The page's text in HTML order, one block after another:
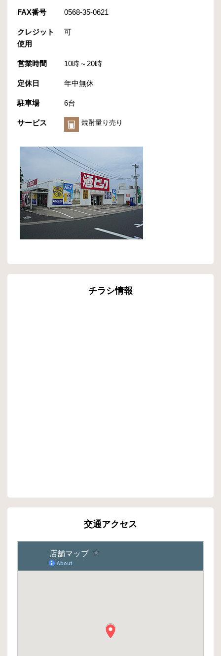
FAX番号 0568-35-0621
クレジット
使用
可
営業時間 10時～20時
定休日 年中無休
駐車場 6台
サービス 焼酎量り売り
チラシ情報
交通アクセス